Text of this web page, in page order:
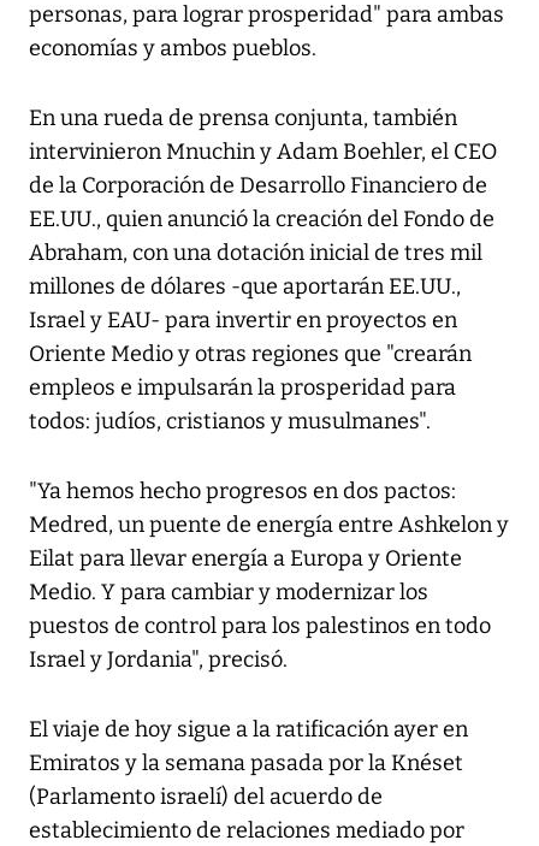
personas, para lograr prosperidad" para ambas
economías y ambos pueblos.
En una rueda de prensa conjunta, también
intervinieron Mnuchin y Adam Boehler, el CEO
de la Corporación de Desarrollo Financiero de
EE.UU., quien anunció la creación del Fondo de
Abraham, con una dotación inicial de tres mil
millones de dólares -que aportarán EE.UU.,
Israel y EAU- para invertir en proyectos en
Oriente Medio y otras regiones que "crearán
empleos e impulsarán la prosperidad para
todos: judíos, cristianos y musulmanes".
"Ya hemos hecho progresos en dos pactos:
Medred, un puente de energía entre Ashkelon y
Eilat para llevar energía a Europa y Oriente
Medio. Y para cambiar y modernizar los
puestos de control para los palestinos en todo
Israel y Jordania", precisó.
El viaje de hoy sigue a la ratificación ayer en
Emiratos y la semana pasada por la Knéset
(Parlamento israelí) del acuerdo de
establecimiento de relaciones mediado por